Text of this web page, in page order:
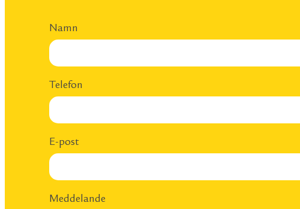
Namn
Telefon
E-post
Meddelande